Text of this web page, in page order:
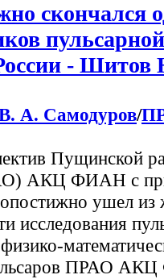
скончался
пульсарной
-
А. Самодуров/
Пущинской
АКЦ ФИАН с
ушел
исследования
ПРАО